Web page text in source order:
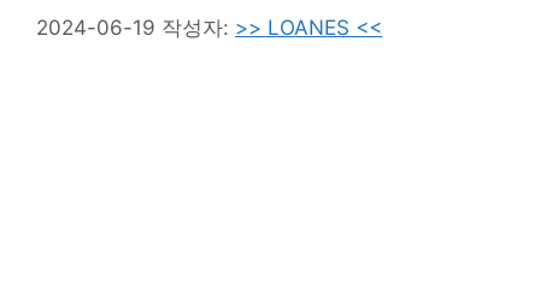
2024-06-19 작성자: >> LOANES <<